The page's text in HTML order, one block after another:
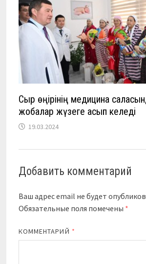
Сыр өңірінің медицина
жобалар жүзеге асып келеді
19.03.2024
Добавить комментарий
Ваш адрес email не будет
Обязательные поля помечены *
КОММЕНТАРИЙ *